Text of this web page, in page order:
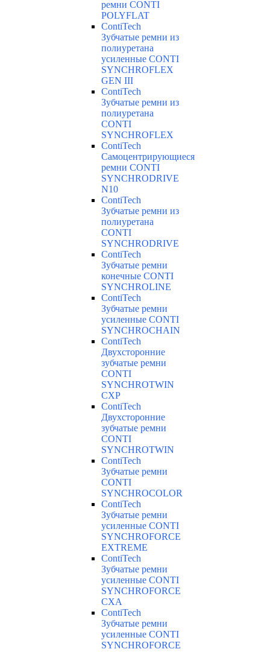
ремни CONTI
POLYFLAT
ContiTech
Зубчатые ремни из
полиуретана
усиленные CONTI
SYNCHROFLEX
GEN III
ContiTech
Зубчатые ремни из
полиуретана
CONTI
SYNCHROFLEX
ContiTech
Самоцентрирующиеся
ремни CONTI
SYNCHRODRIVE
N10
ContiTech
Зубчатые ремни из
полиуретана
CONTI
SYNCHRODRIVE
ContiTech
Зубчатые ремни
конечные CONTI
SYNCHROLINE
ContiTech
Зубчатые ремни
усиленные CONTI
SYNCHROCHAIN
ContiTech
Двухсторонние
зубчатые ремни
CONTI
SYNCHROTWIN
CXP
ContiTech
Двухсторонние
зубчатые ремни
CONTI
SYNCHROTWIN
ContiTech
Зубчатые ремни
CONTI
SYNCHROCOLOR
ContiTech
Зубчатые ремни
усиленные CONTI
SYNCHROFORCE
EXTREME
ContiTech
Зубчатые ремни
усиленные CONTI
SYNCHROFORCE
CXA
ContiTech
Зубчатые ремни
усиленные CONTI
SYNCHROFORCE